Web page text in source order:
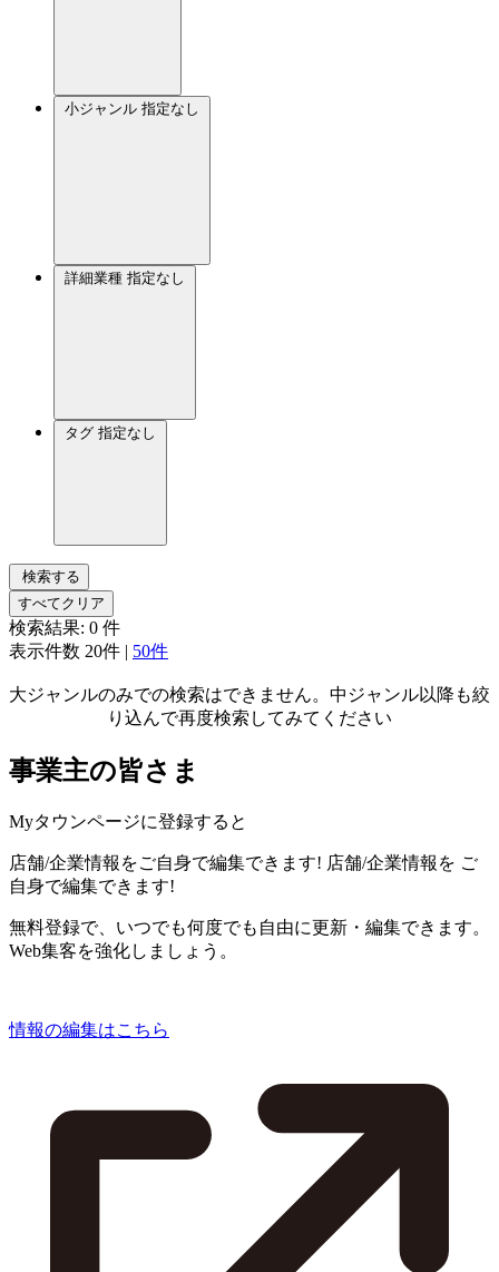
小ジャンル 指定なし
詳細業種 指定なし
タグ 指定なし
検索する
すべてクリア
検索結果: 0 件
表示件数 20件 | 50件
大ジャンルのみでの検索はできません。中ジャンル以降も絞
り込んで再度検索してみてください
事業主の皆さま
Myタウンページに登録すると
店舗/企業情報をご自身で編集できます! 店舗/企業情報を ご
自身で編集できます!
無料登録で、いつでも何度でも自由に更新・編集できます。
Web集客を強化しましょう。
情報の編集はこちら